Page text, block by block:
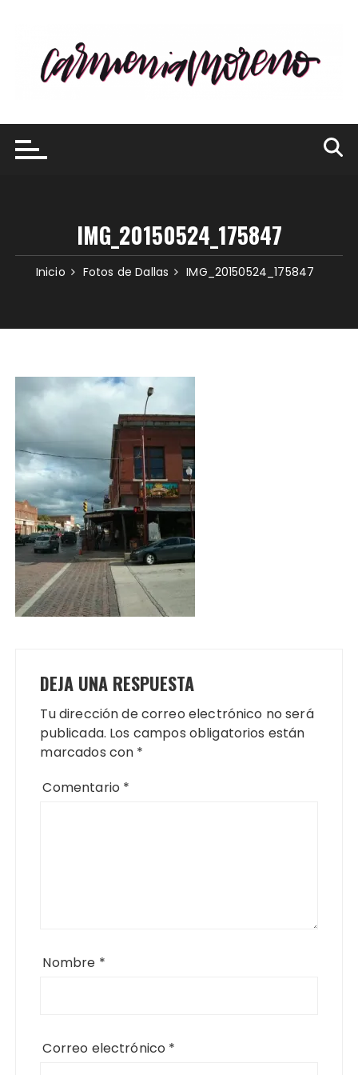
contenido
IMG_20150524_175847
Inicio Fotos de Dallas IMG_20150524_175847
DEJA UNA RESPUESTA
Tu dirección de correo electrónico no será
publicada. Los campos obligatorios están
marcados con *
Comentario *
Nombre *
Correo electrónico *